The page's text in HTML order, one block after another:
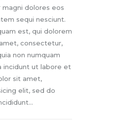
magni dolores eos
sequi nesciunt.
est, qui dolorem
consectetur,
non numquam
incidunt ut labore et
sit amet,
elit, sed do